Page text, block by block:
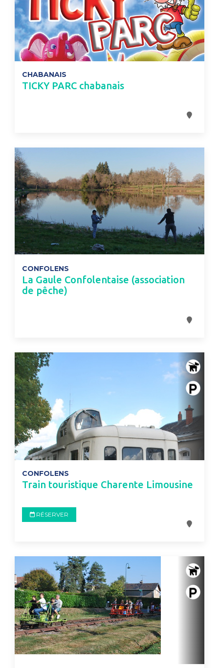
CHABANAIS
TICKY PARC chabanais
CONFOLENS
La Gaule Confolentaise (association
de pêche)
CONFOLENS
Train touristique Charente Limousine
RÉSERVER